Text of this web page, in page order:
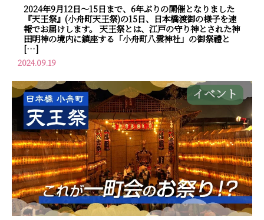
2024年9月12日～15日まで、6年ぶりの開催となりました
『天王祭』(小舟町天王祭)の15日、日本橋渡御の様子を速
報でお届けします。 天王祭とは、江戸の守り神とされた神
田明神の境内に鎮座する「小舟町八雲神社」の御祭禮と
[…]
2024.09.19
イベント